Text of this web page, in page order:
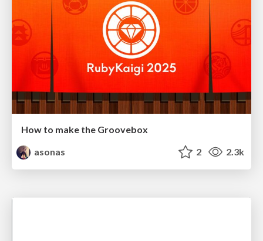
How to make the Groovebox
asonas
2 2.3k